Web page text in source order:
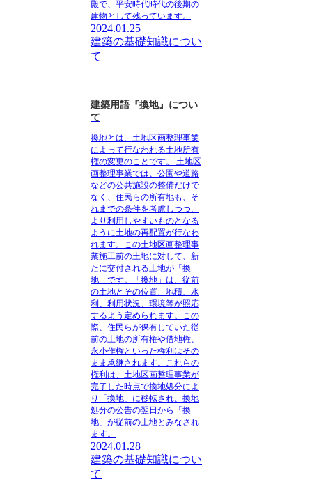
殿で、平安時代時代の後期の
建物として残っています。
2024.01.25
建築の基礎知識につい
て
建築用語『換地』につい
て
換地とは、土地区画整理事業
によって行なわれる土地所有
権の変更のことです。
土地区
画整理事業では、公園や道路
などの公共施設の整備だけで
なく、住民らの所有地も、そ
れまでの条件を考慮しつつ、
より利用しやすいものとなる
ように土地の再配置が行なわ
れます。この土地区画整理事
業施工前の土地に対して、新
たに交付される土地が「換
地」です。「換地」は、従前
の土地とその位置、地積、水
利、利用状況、環境等が照応
するよう定められます。この
際、住民らが保有していた従
前の土地の所有権や借地権、
永小作権といった権利はその
まま承継されます。これらの
権利は、土地区画整理事業が
完了した時点で換地処分によ
り「換地」に移転され、換地
処分の公告の翌日から「換
地」が従前の土地とみなされ
ます。
2024.01.28
建築の基礎知識につい
て